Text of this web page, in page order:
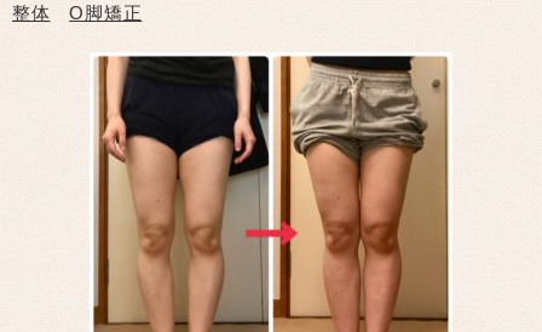
整体 O脚矯正